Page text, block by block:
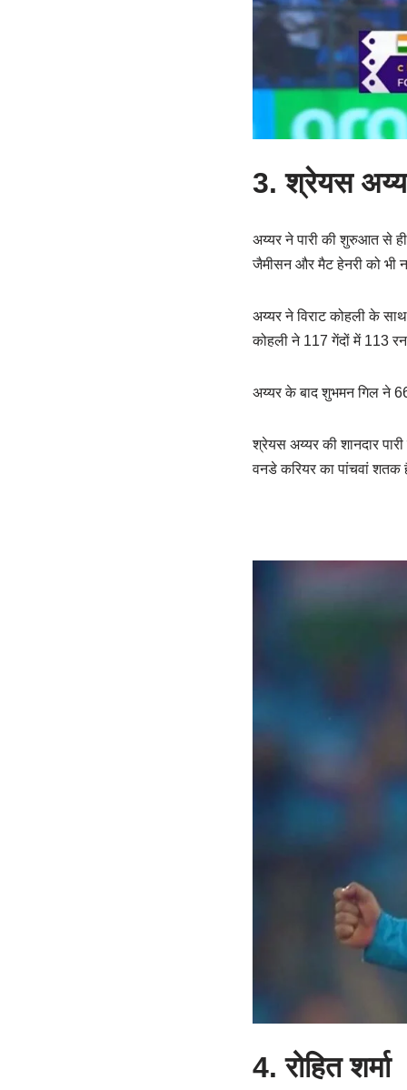
3. श्रेयस
अय्यर ने पारी की शुरुआत से
जैमीसन और मैट हेनरी को भी
अय्यर ने विराट कोहली के
कोहली ने 117 गेंदों में 113 रन
अय्यर के बाद शुभमन गिल ने
श्रेयस अय्यर की शानदार
वनडे करियर का पांचवां शतक
4. रोहित शर्मा